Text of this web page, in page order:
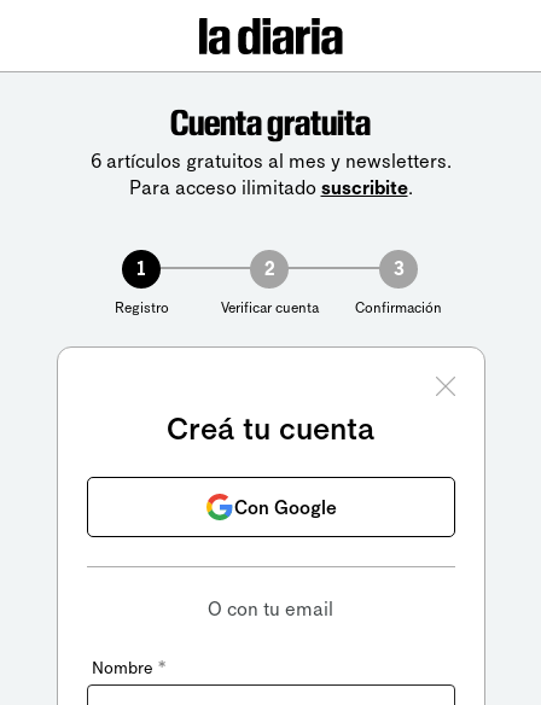
Cuenta gratuita
6 artículos gratuitos al mes y newsletters.
Para acceso ilimitado suscribite.
1
Registro
2
Verificar cuenta
3
Confirmación
Creá tu cuenta
Con Google
O con tu email
Nombre *